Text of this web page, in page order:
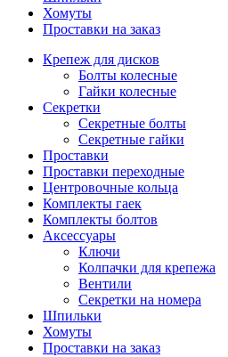
Хомуты
Проставки на заказ
Крепеж для дисков
Болты колесные
Гайки колесные
Секретки
Секретные болты
Секретные гайки
Проставки
Проставки переходные
Центровочные кольца
Комплекты гаек
Комплекты болтов
Аксессуары
Ключи
Колпачки для крепежа
Вентили
Секретки на номера
Шпильки
Хомуты
Проставки на заказ